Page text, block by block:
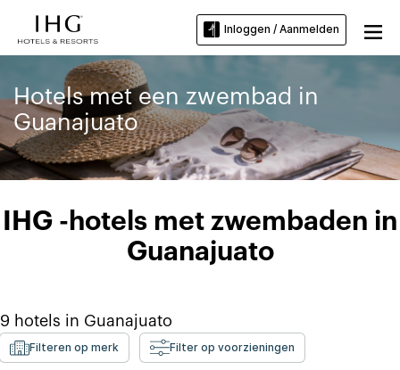
Inloggen / Aanmelden
Hotels met een zwembad in
Guanajuato
IHG -hotels met zwembaden in
Guanajuato
9 hotels in Guanajuato
Filteren op merk Filter op voorzieningen